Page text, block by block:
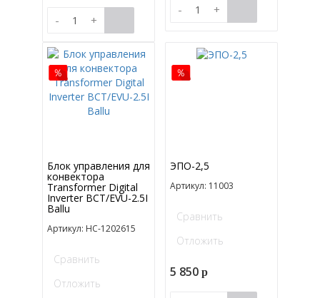
- +
- +
Блок управления для
конвектора
Transformer Digital
Inverter BCT/EVU-2.5I
Ballu
Артикул: НС-1202615
Сравнить
Отложить
ЭПО-2,5
Артикул: 11003
Сравнить
Отложить
5 850p